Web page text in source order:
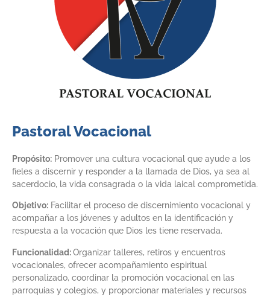
Pastoral Vocacional
Propósito: Promover una cultura vocacional que ayude a los
fieles a discernir y responder a la llamada de Dios, ya sea al
sacerdocio, la vida consagrada o la vida laical comprometida.
Objetivo: Facilitar el proceso de discernimiento vocacional y
acompañar a los jóvenes y adultos en la identificación y
respuesta a la vocación que Dios les tiene reservada.
Funcionalidad:Organizar talleres, retiros y encuentros
vocacionales, ofrecer acompañamiento espiritual
personalizado, coordinar la promoción vocacional en las
parroquias y colegios, y proporcionar materiales y recursos